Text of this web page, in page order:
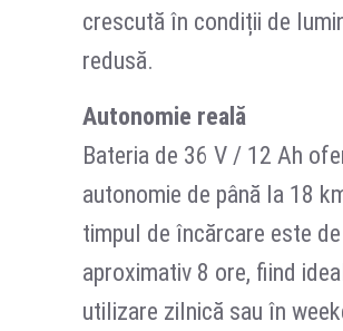
crescută în condiții de
redusă.
Autonomie reală
Bateria de 36 V / 12 Ah
autonomie de până la 18
timpul de încărcare este de
aproximativ 8 ore, fiind
utilizare zilnică sau în